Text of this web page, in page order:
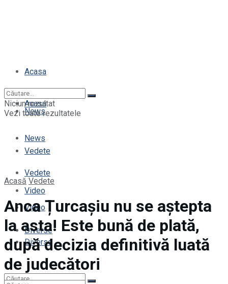
Acasa
News
Vedete
Video
Diverse
Acasa
News
Vedete
Video
Diverse
Niciun rezultat
Vezi toate rezultatele
Acasă Vedete
Anca Țurcașiu nu se aștepta
la asta! Este bună de plată,
după decizia definitivă luată
de judecători